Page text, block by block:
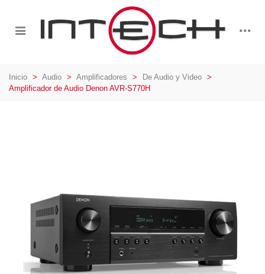
Inicio > Audio > Amplificadores > De Audio y Video >
Amplificador de Audio Denon AVR-S770H